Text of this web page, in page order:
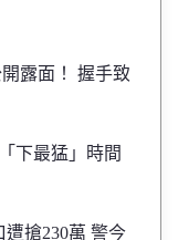
露面！ 握手致
下最猛」時間
搶230萬 警今